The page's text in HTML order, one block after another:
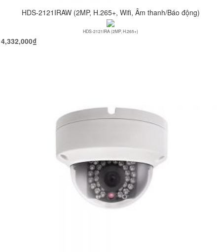
HDS-2121IRAW (2MP, H.265+, Wifi, Âm thanh/Báo động)
HDS-2121IRA (2MP, H.265+)
4,332,000₫